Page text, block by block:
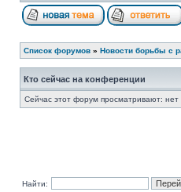
Список форумов » Новости борьбы с
Кто сейчас на конференции
Сейчас этот форум просматривают: нет
Найти: